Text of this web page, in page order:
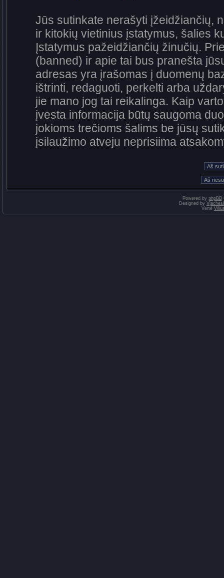
Jūs sutinkate nerašyti įžeidžiančių,
ir kitokių vietinius įstatymus, šalies
Įstatymus pažeidžiančių žinučių.
(banned) ir apie tai bus pranešta
adresas yra įrašomas į duomenų
ištrinti, redaguoti, perkelti arba
jie mano jog tai reikalinga. Kaip
įvesta informacija būtų saugoma
jokioms trečioms šalims be jūsų
įsilaužimo atveju neprisiima
Powered by phpBB
Designed by
Vertė